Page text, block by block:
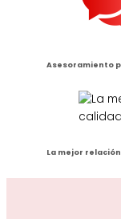
Asesoramiento
La mejor